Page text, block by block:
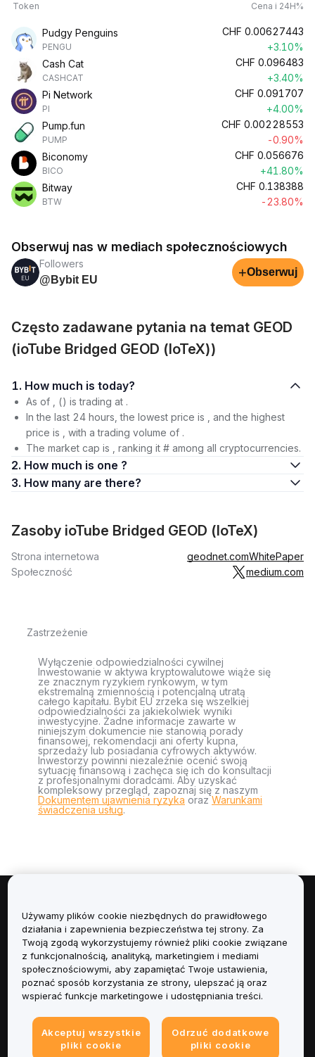
Token Cena i 24H%
Pudgy Penguins
PENGU
CHF 0.00627443
+3.10%
Cash Cat
CASHCAT
CHF 0.096483
+3.40%
Pi Network
PI
CHF 0.091707
+4.00%
Pump.fun
PUMP
CHF 0.00228553
-0.90%
Biconomy
BICO
CHF 0.056676
+41.80%
Bitway
BTW
CHF 0.138388
-23.80%
Obserwuj nas w mediach społecznościowych
Followers
@Bybit EU
+Obserwuj
Często zadawane pytania na temat GEOD
(ioTube Bridged GEOD (IoTeX))
1. How much is today?
As of , () is trading at .
In the last 24 hours, the lowest price is , and the highest
price is , with a trading volume of .
The market cap is , ranking it # among all cryptocurrencies.
2. How much is one ?
3. How many are there?
Zasoby ioTube Bridged GEOD (IoTeX)
Strona internetowa geodnet.comWhitePaper
Społeczność
medium.com
Zastrzeżenie
Wyłączenie odpowiedzialności cywilnej
Inwestowanie w aktywa kryptowalutowe wiąże się
ze znacznym ryzykiem rynkowym, w tym
ekstremalną zmiennością i potencjalną utratą
całego kapitału. Bybit EU zrzeka się wszelkiej
odpowiedzialności za jakiekolwiek wyniki
inwestycyjne. Żadne informacje zawarte w
niniejszym dokumencie nie stanowią porady
finansowej, rekomendacji ani oferty kupna,
sprzedaży lub posiadania cyfrowych aktywów.
Inwestorzy powinni niezależnie ocenić swoją
sytuację finansową i zachęca się ich do konsultacji
z profesjonalnymi doradcami. Aby uzyskać
kompleksowy przegląd, zapoznaj się z naszym
Dokumentem ujawnienia ryzyka orazWarunkami
świadczenia usług.
Informacje
Usługi
Obsługa Klienta
Informacje prawne
Używamy plików cookie niezbędnych do prawidłowego
działania i zapewnienia bezpieczeństwa tej strony. Za
Twoją zgodą wykorzystujemy również pliki cookie związane
z funkcjonalnością, analityką, marketingiem i mediami
społecznościowymi, aby zapamiętać Twoje ustawienia,
poznać sposób korzystania ze strony, ulepszać ją oraz
wspierać funkcje marketingowe i udostępniania treści.
Akceptuj wszystkie
pliki cookie
Odrzuć dodatkowe
pliki cookie